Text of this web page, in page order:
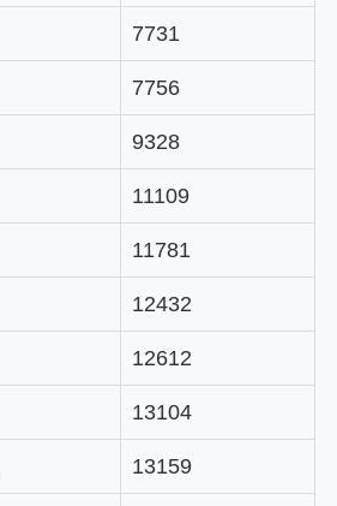
7731
7756
9328
11109
11781
12432
12612
13104
13159